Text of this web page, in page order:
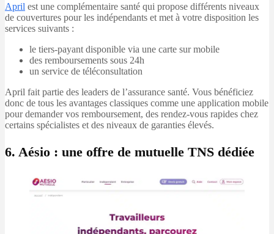
April est une complémentaire santé qui propose différents niveaux
de couvertures pour les indépendants et met à votre disposition les
services suivants :
le tiers-payant disponible via une carte sur mobile
des remboursements sous 24h
un service de téléconsultation
April fait partie des leaders de l’assurance santé. Vous bénéficiez
donc de tous les avantages classiques comme une application mobile
pour demander vos remboursement, des rendez-vous rapides chez
certains spécialistes et des niveaux de garanties élevés.
6. Aésio : une offre de mutuelle TNS dédiée